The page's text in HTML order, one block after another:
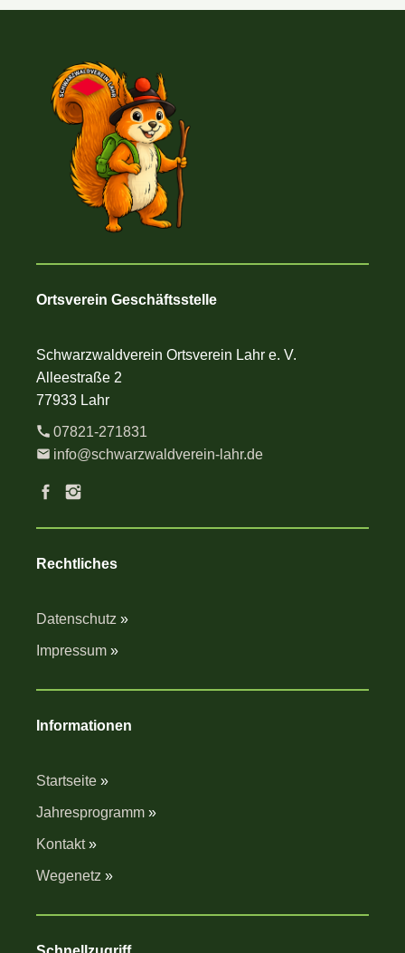
Ortsverein Geschäftsstelle
Schwarzwaldverein Ortsverein Lahr e. V.
Alleestraße 2
77933 Lahr
07821-271831
info@schwarzwaldverein-lahr.de
Rechtliches
Datenschutz »
Impressum »
Informationen
Startseite »
Jahresprogramm »
Kontakt»
Wegenetz »